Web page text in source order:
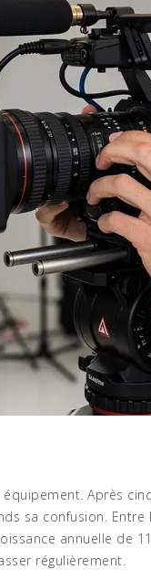
Après
sa confusion.
annuelle de
régulièrement.